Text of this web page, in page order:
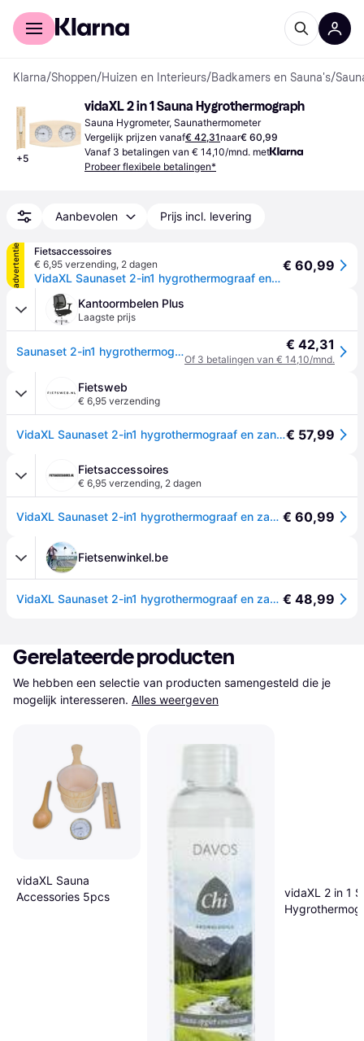
Voor shoppers
Klarna/Shoppen/Huizen en Interieurs/Badkamers en Sauna's/
+5
vidaXL 2 in 1 Sauna Hygrothermograph
Sauna Hygrometer, Saunathermometer
Vergelijk prijzen vanaf€ 42,31naar€ 60,99
Vanaf 3 betalingen van € 14,10/mnd. met
Probeer flexibele betalingen*
Aanbevolen Prijs incl. levering
advertentie
Fietsaccessoires
€ 6,95 verzending, 2 dagen
VidaXL Saunaset 2-in1 hygrothermograaf en zandloper massief grenenhout
€ 60,99
Kantoormbelen Plus
Laagste prijs
Saunaset 2-in1 hygrothermograaf en zandloper massief grenenhout € 42,31
Of 3 betalingen van € 14,10/mnd.
Fietsweb
€ 6,95 verzending
VidaXL Saunaset 2-in1 hygrothermograaf en zandloper massief grenenhout€ 57,99
Fietsaccessoires
€ 6,95 verzending, 2 dagen
VidaXL Saunaset 2-in1 hygrothermograaf en zandloper massief grenenhout € 60,99
Fietsenwinkel.be
VidaXL Saunaset 2-in1 hygrothermograaf en zandloper massief grenenhout € 48,99
Gerelateerde producten
We hebben een selectie van producten samengesteld die je
mogelijk interesseren. Alles weergeven
vidaXL Sauna
Accessories 5pcs
vidaXL 2 in 1